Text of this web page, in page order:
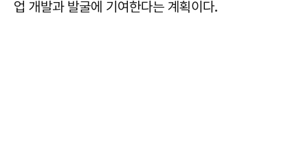
업 개발과 발굴에 기여한다는 계획이다.